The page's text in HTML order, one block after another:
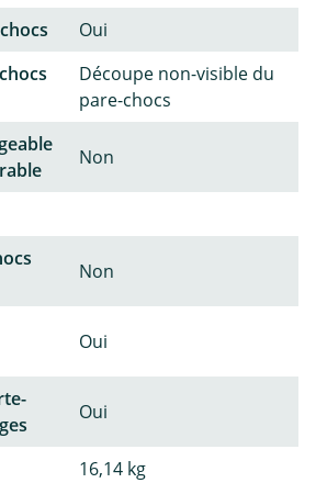
Oui
Découpe non-visible du
pare-chocs
Non
Non
Oui
Oui
16,14 kg